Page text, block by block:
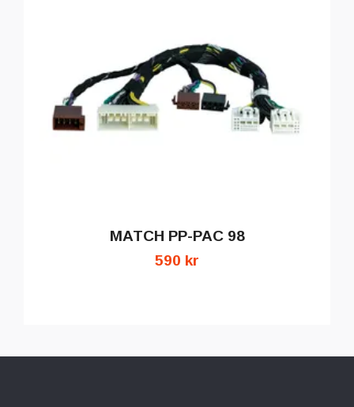
MATCH PP-PAC 98
590 kr